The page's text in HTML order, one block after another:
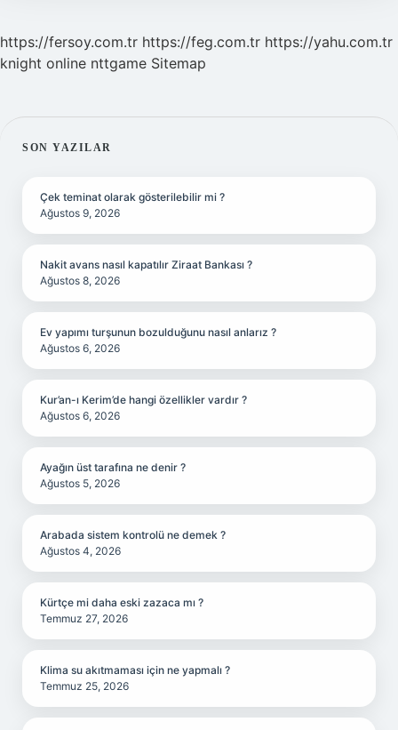
https://fersoy.com.tr https://feg.com.tr https://yahu.com.tr
knight online nttgame Sitemap
SIDEBAR
SON YAZILAR
Çek teminat olarak gösterilebilir mi ?
Ağustos 9, 2026
Nakit avans nasıl kapatılır Ziraat Bankası ?
Ağustos 8, 2026
Ev yapımı turşunun bozulduğunu nasıl anlarız ?
Ağustos 6, 2026
Kur’an-ı Kerim’de hangi özellikler vardır ?
Ağustos 6, 2026
Ayağın üst tarafına ne denir ?
Ağustos 5, 2026
Arabada sistem kontrolü ne demek ?
Ağustos 4, 2026
Kürtçe mi daha eski zazaca mı ?
Temmuz 27, 2026
Klima su akıtmaması için ne yapmalı ?
Temmuz 25, 2026